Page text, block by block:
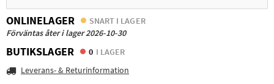
ONLINELAGER
SNART I LAGER
Förväntas åter i lager 2026-10-30
BUTIKSLAGER 0 I LAGER
Leverans- & Returinformation